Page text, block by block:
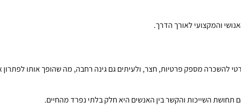
והמקצועי לאורך הדרך.
להשכרה מספק פרטיות, חצר, ולעיתים גם גינה רחבה, מה שהופך אותו
תחושת השייכות והקשר בין האנשים היא חלק בלתי נפרד מהחיים.